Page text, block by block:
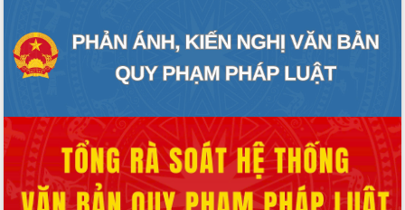
Quy hoạch và Xúc tiến đầu tư tỉnh Đắk
Lắk
Khơi thông điểm nghẽn, đẩy nhanh
HĐND tỉnh thông qua điều chỉnh Quy
hoạch tỉnh thời kỳ 2021-2030
Hội thảo góp ý hồ sơ điều chỉnh quy
hoạch tỉnh Đắk Lắk thời kỳ 2021-2030,
tầm nhìn đến năm 2050